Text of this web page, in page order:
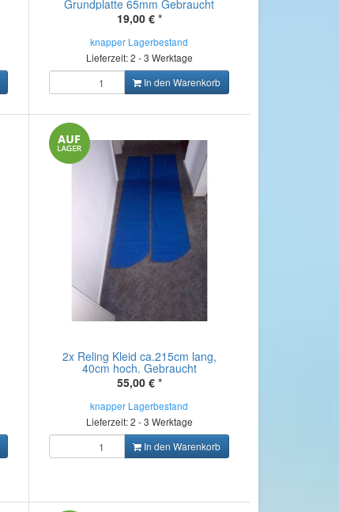
Grundplatte 65mm Gebraucht
19,00 € *
knapper Lagerbestand
Lieferzeit: 2 - 3 Werktage
In den Warenkorb
2x Reling Kleid ca.215cm lang,
40cm hoch. Gebraucht
55,00 € *
knapper Lagerbestand
Lieferzeit: 2 - 3 Werktage
In den Warenkorb